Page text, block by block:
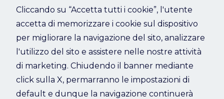
Refresh
Cliccando su “Accetta tutti i cookie”, l'utente
accetta di memorizzare i cookie sul dispositivo
per migliorare la navigazione del sito, analizzare
l'utilizzo del sito e assistere nelle nostre attività
di marketing. Chiudendo il banner mediante
click sulla X, permarranno le impostazioni di
default e dunque la navigazione continuerà